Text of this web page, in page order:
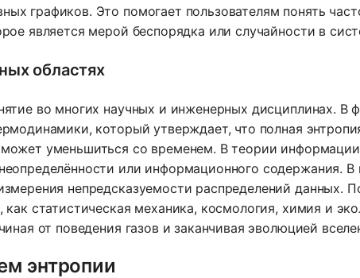
графиков. Это помогает пользователям понять
является мерой беспорядка или случайности в
областях
во многих научных и инженерных дисциплинах. В
который утверждает, что полная
уменьшиться со временем. В теории
или информационного содержания. В
непредсказуемости распределений данных.
статистическая механика, космология, химия и
от поведения газов и заканчивая эволюцией
энтропии